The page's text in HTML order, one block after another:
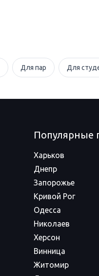
Для пар Для
Популярные
Харьков
Днепр
Запорожье
Кривой Рог
Одесса
Николаев
Херсон
Винница
Житомир